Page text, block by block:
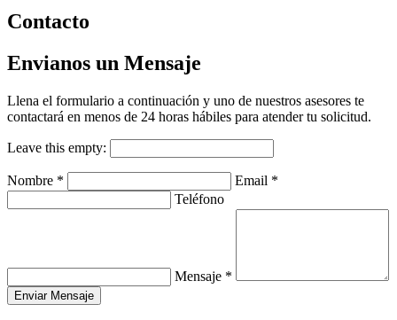
Contacto
Envianos un Mensaje
Llena el formulario a continuación y uno de nuestros asesores te
contactará en menos de 24 horas hábiles para atender tu solicitud.
Leave this empty:
Nombre * Email *
Teléfono
Mensaje *
Enviar Mensaje